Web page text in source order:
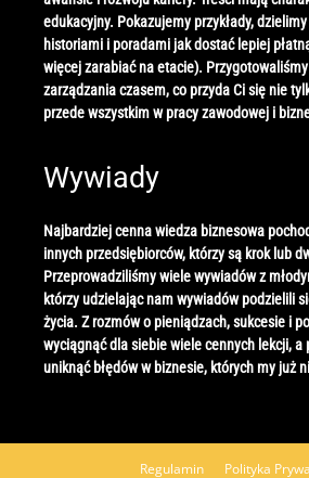
edukacyjny. Pokazujemy przykłady,
historiami i poradami jak dostać lepiej
więcej zarabiać na etacie).
zarządzania czasem, co przyda Ci się nie
przede wszystkim w pracy zawodowej i
Wywiady
Najbardziej cenna wiedza biznesowa
innych przedsiębiorców, którzy są krok lub
Przeprowadziliśmy wiele wywiadów z
którzy udzielając nam wywiadów podzielili
życia. Z rozmów o pieniądzach, sukcesie i
wyciągnąć dla siebie wiele cennych lekcji, a
uniknąć błędów w biznesie, których my już
Regulamin Polityka